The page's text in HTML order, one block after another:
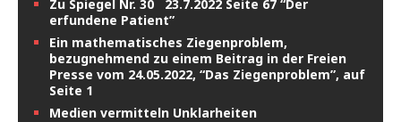
Zu Spiegel Nr. 30 23.7.2022 Seite 67 “Der
erfundene Patient”
Ein mathematisches Ziegenproblem,
bezugnehmend zu einem Beitrag in der Freien
Presse vom 24.05.2022, “Das Ziegenproblem”, auf
Seite 1
Medien vermitteln Unklarheiten